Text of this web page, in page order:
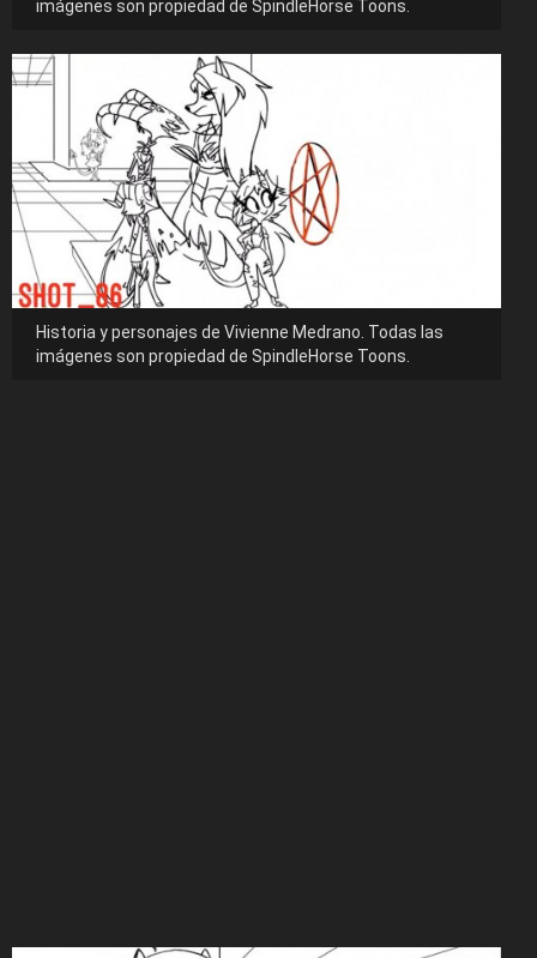
imágenes son propiedad de SpindleHorse Toons.
Historia y personajes de Vivienne Medrano. Todas las
imágenes son propiedad de SpindleHorse Toons.